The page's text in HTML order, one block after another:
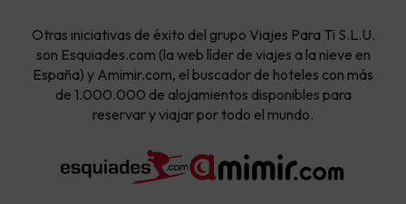
Otras iniciativas de éxito del grupo Viajes Para Ti S.L.U.
son Esquiades.com (la web líder de viajes a la nieve en
España) y Amimir.com, el buscador de hoteles con más
de 1.000.000 de alojamientos disponibles para
reservar y viajar por todo el mundo.